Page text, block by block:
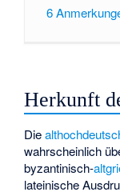
6
Herkunft
Die
wahrscheinlich
byzantinisch-
lateinische